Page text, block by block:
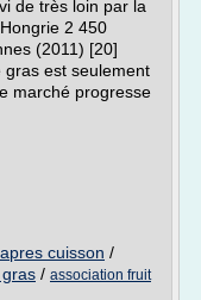
de très loin par la
2 450
(2011) [20]
est seulement
marché progresse
cuisson /
/ association fruit